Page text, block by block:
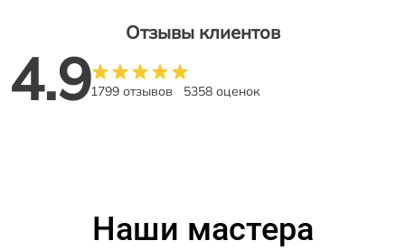
Отзывы клиентов
4.91799 отзывов 5358 оценок
Наши мастера